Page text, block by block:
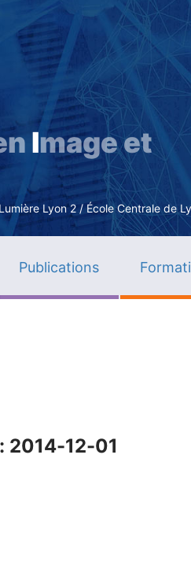
Aller
contenu
principal
Image et
Lyon 2 / École Centrale de
Publications
2014-12-01